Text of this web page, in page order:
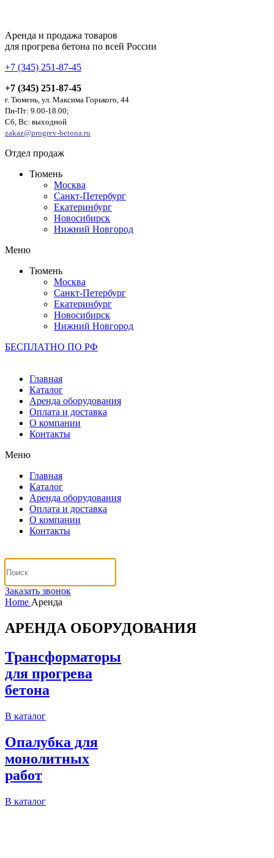
Аренда и продажа товаров
для прогрева бетона по всей России
+7 (345) 251-87-45
+7 (345) 251-87-45
г. Тюмень, ул. Максима Горького, 44
Пн-Пт: 9.00-18.00;
Сб, Вс: выходной
zakaz@progrev-betona.ru
Отдел продаж
Тюмень
Москва
Санкт-Петербург
Екатеринбург
Новосибирск
Нижний Новгород
Меню
Тюмень
Москва
Санкт-Петербург
Екатеринбург
Новосибирск
Нижний Новгород
БЕСПЛАТНО ПО РФ
Главная
Каталог
Аренда оборудования
Оплата и доставка
О компании
Контакты
Меню
Главная
Каталог
Аренда оборудования
Оплата и доставка
О компании
Контакты
Заказать звонок
Home Аренда
АРЕНДА ОБОРУДОВАНИЯ
Трансформаторы
для прогрева
бетона
В каталог
Опалубка для
монолитных
работ
В каталог